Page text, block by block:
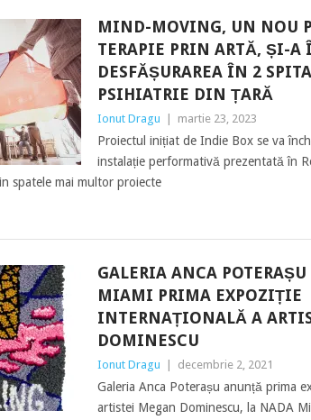
MIND-MOVING, UN NOU
TERAPIE PRIN ARTĂ, ȘI-A
DESFĂȘURAREA ÎN 2
PSIHIATRIE DIN ȚARĂ
Ionut Dragu martie 23, 2023
Proiectul inițiat de Indie Box se va
instalație performativă prezentată în
spatele mai multor proiecte
GALERIA ANCA
MIAMI PRIMA EXPOZIȚIE
INTERNAȚIONALĂ A
DOMINESCU
Ionut Dragu decembrie 2, 2021
Galeria Anca Poterașu anunță prima
artistei Megan Dominescu, la NADA